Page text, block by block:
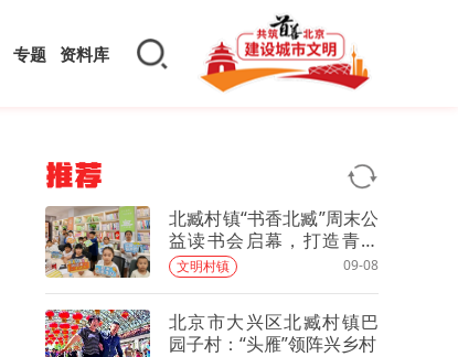
专题 资料库
推荐
北臧村镇“书香北臧”周末公
益读书会启幕，打造青少
年“文化加油站”
文明村镇 09-08
北京市大兴区北臧村镇巴
园子村：“头雁”领阵兴乡村